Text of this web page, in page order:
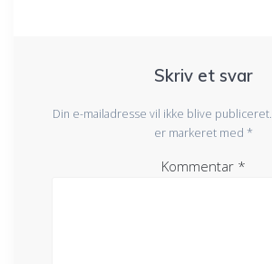
Skriv et svar
Din e-mailadresse vil ikke blive publiceret.
er markeret med *
Kommentar *